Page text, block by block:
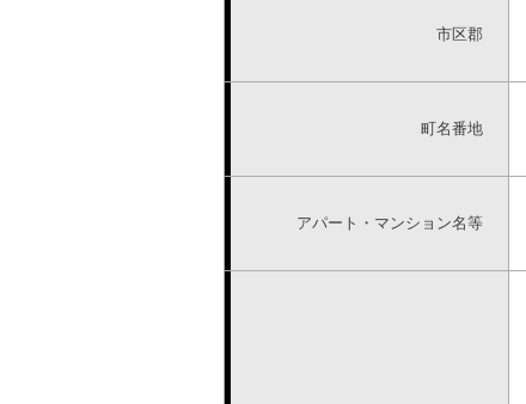
市区郡
町名番地
アパート・マンション名等